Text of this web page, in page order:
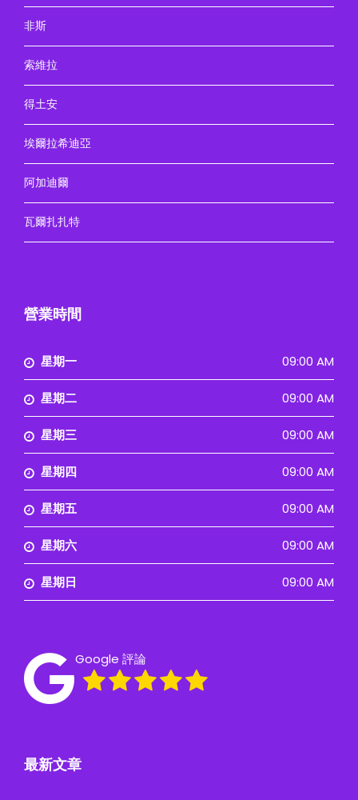
非斯
索維拉
得土安
埃爾拉希迪亞
阿加迪爾
瓦爾扎扎特
營業時間
星期一 09:00 AM
星期二 09:00 AM
星期三 09:00 AM
星期四 09:00 AM
星期五 09:00 AM
星期六 09:00 AM
星期日 09:00 AM
Google 評論
最新文章